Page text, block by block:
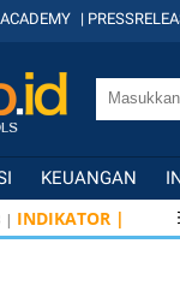
|
KEUANGAN
| INDIKATOR |